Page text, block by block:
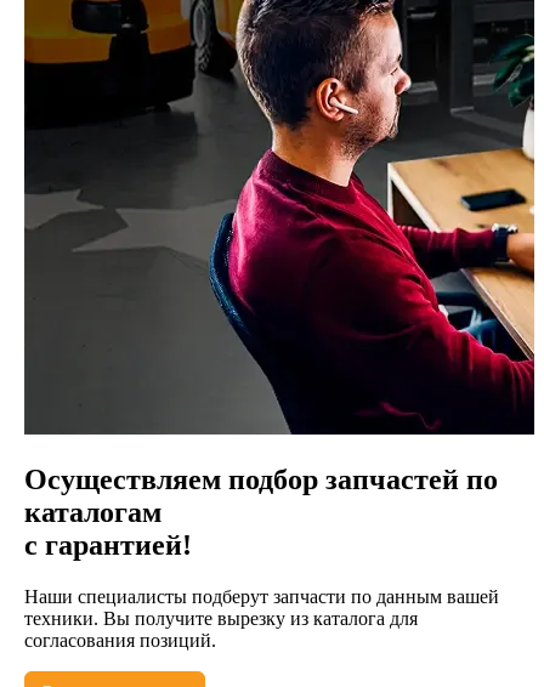
Осуществляем подбор запчастей по
каталогам
с гарантией!
Наши специалисты подберут запчасти по данным вашей
техники. Вы получите вырезку из каталога для
согласования позиций.